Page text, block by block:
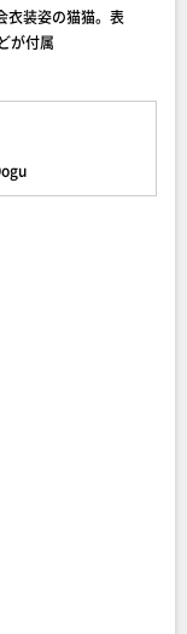
衣装姿の猫猫。表
が付属